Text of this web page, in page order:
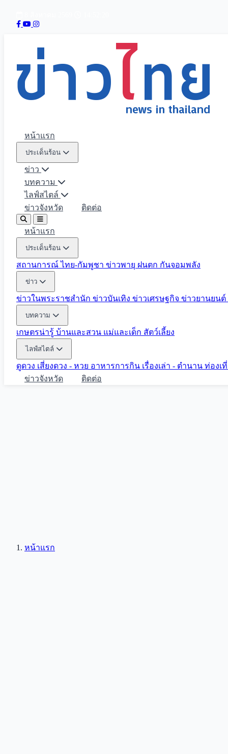
หน้าแรก
ประเด็นร้อน
ข่าว
บทความ
ไลฟ์สไตล์
ข่าวจังหวัด
ติดต่อ
หน้าแรก
ประเด็นร้อน
สถานการณ์ ไทย-กัมพูชา ข่าวพายุ ฝนตก กันจอมพลัง
ข่าว
ข่าวในพระราชสำนัก ข่าวบันเทิง ข่าวเศรษฐกิจ ข่าวยานยนต์
บทความ
เกษตรน่ารู้ บ้านและสวน แม่และเด็ก สัตว์เลี้ยง
ไลฟ์สไตล์
ดูดวง เสี่ยงดวง - หวย อาหารการกิน เรื่องเล่า - ตำนาน ท่องเ
ข่าวจังหวัด
ติดต่อ
หน้าแรก